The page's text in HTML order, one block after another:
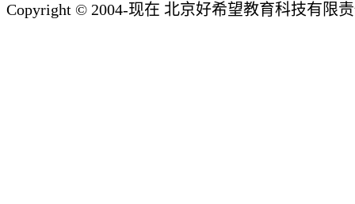
Copyright © 2004-现在 北京好希望教育科技有限